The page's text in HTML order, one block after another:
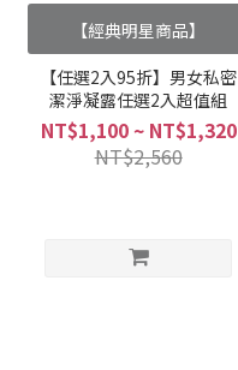
【經典明星商品】
【任選2入95折】男女私密
潔淨凝露任選2入超值組
NT$1,100 ~ NT$1,320
NT$2,560